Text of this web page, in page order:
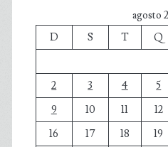
agosto
D
S T Q
2
3 4 5
9
10 11 12
16
17 18 19